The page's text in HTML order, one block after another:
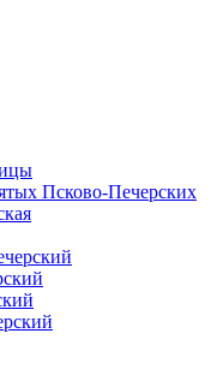
Псково-Печерских